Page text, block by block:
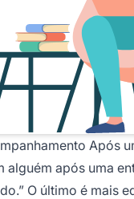
Após
após uma
O último é mais